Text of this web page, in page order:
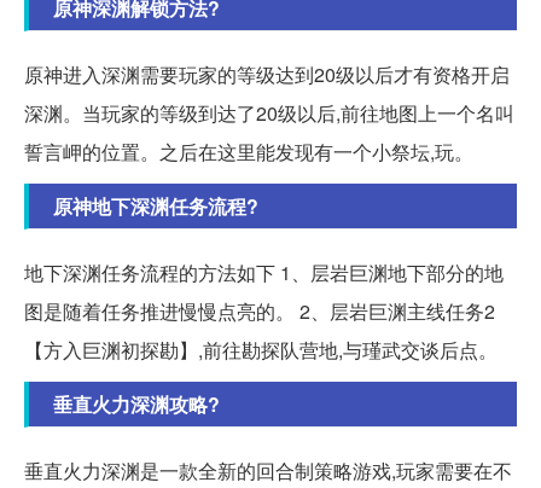
原神深渊解锁方法?
原神进入深渊需要玩家的等级达到20级以后才有资格开启
深渊。当玩家的等级到达了20级以后,前往地图上一个名叫
誓言岬的位置。之后在这里能发现有一个小祭坛,玩。
原神地下深渊任务流程?
地下深渊任务流程的方法如下 1、层岩巨渊地下部分的地
图是随着任务推进慢慢点亮的。 2、层岩巨渊主线任务2
【方入巨渊初探勘】,前往勘探队营地,与瑾武交谈后点。
垂直火力深渊攻略?
垂直火力深渊是一款全新的回合制策略游戏,玩家需要在不